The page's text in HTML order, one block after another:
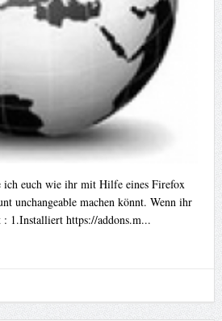
euch wie ihr mit Hilfe eines Firefox
unchangeable machen könnt. Wenn ihr
1.Installiert https://addons.m...